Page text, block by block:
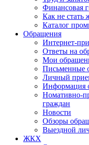
Финансовая
Как не стать
Каталог
Обращения
Интернет-
Ответы на
Мои
Письменные
Личный
Информация
Номативно-
граждан
Новости
Обзоры
Выездной
ЖКХ